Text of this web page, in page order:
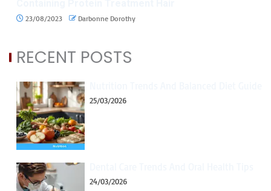
23/08/2023 Darbonne Dorothy
RECENT POSTS
25/03/2026
24/03/2026